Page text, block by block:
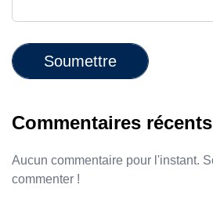
Soumettre
Commentaires récents
Aucun commentaire pour l'instant.
commenter !